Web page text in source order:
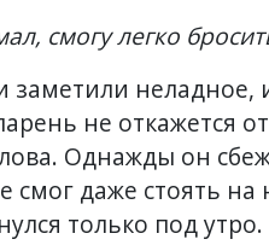
смогу легко
неладное,
не откажется
Однажды он
смог даже стоять
только под